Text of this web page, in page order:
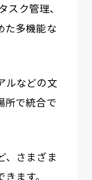
ク管理、
た多機能な
ルなどの文
所で統合で
、さまざま
ます。